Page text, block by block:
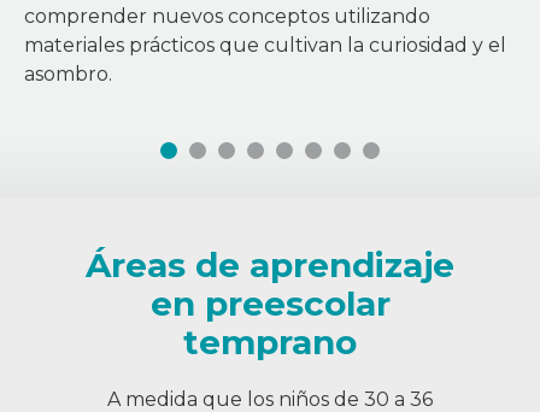
comprender nuevos conceptos utilizando
materiales prácticos que cultivan la curiosidad y el
asombro.
Áreas de aprendizaje
en preescolar
temprano
A medida que los niños de 30 a 36